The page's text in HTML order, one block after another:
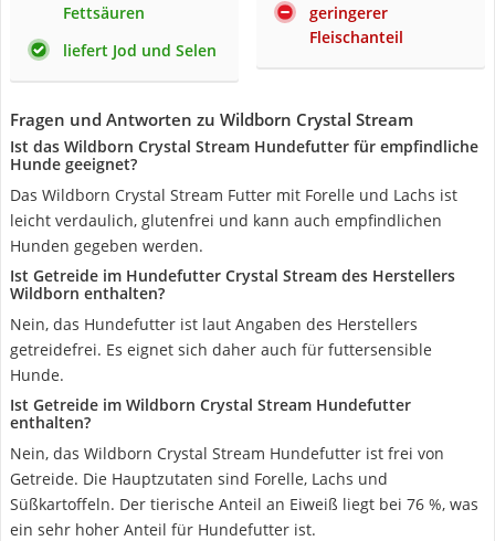
Fettsäuren
liefert Jod und Selen
geringerer
Fleischanteil
Fragen und Antworten zu Wildborn Crystal Stream
Ist das Wildborn Crystal Stream Hundefutter für empfindliche
Hunde geeignet?
Das Wildborn Crystal Stream Futter mit Forelle und Lachs ist
leicht verdaulich, glutenfrei und kann auch empfindlichen
Hunden gegeben werden.
Ist Getreide im Hundefutter Crystal Stream des Herstellers
Wildborn enthalten?
Nein, das Hundefutter ist laut Angaben des Herstellers
getreidefrei. Es eignet sich daher auch für futtersensible
Hunde.
Ist Getreide im Wildborn Crystal Stream Hundefutter
enthalten?
Nein, das Wildborn Crystal Stream Hundefutter ist frei von
Getreide. Die Hauptzutaten sind Forelle, Lachs und
Süßkartoffeln. Der tierische Anteil an Eiweiß liegt bei 76 %, was
ein sehr hoher Anteil für Hundefutter ist.